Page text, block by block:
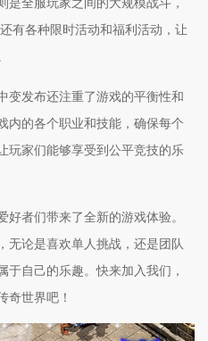
有各种限时活动和福利活动，让
变发布还注重了游戏的平衡性和
内的各个职业和技能，确保每个
玩家们能够享受到公平竞技的乐
者们带来了全新的游戏体验。
无论是喜欢单人挑战，还是团队
自己的乐趣。快来加入我们，
奇世界吧！